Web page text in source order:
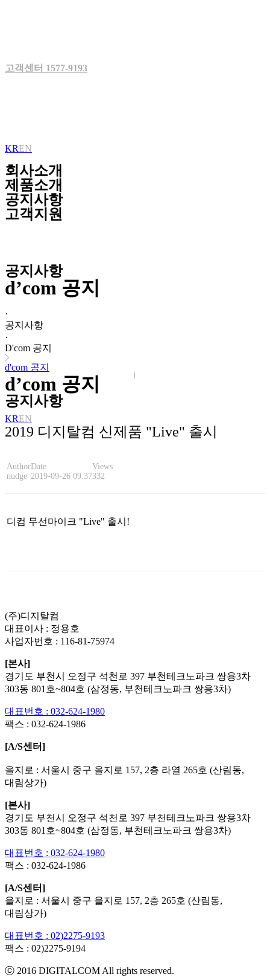
고객센터 1577-9193
KREN
회사소개
제품소개
공지사항
고객지원
KREN
공지사항
d’com 공지
·
공지사항
·
D'com 공지
d'com 공지
d’com 공지
공지사항
2019 디지탈컴 신제품 "Live" 출시
Author
nudge
Date
2019-09-26 09:37
Views
332
디컴 무선마이크 "Live" 출시!
(주)디지탈컴
대표이사 : 정용호
사업자번호 : 116-81-75974
[본사]
경기도 부천시 오정구 석천로 397 부천테크노파크 쌍용3차
303동 801호~804호 (삼정동, 부천테크노파크 쌍용3차)
대표번호 : 032-624-1980
팩스 : 032-624-1986
[A/S센터]
을지로 : 서울시 중구 을지로 157, 2층 라열 265호 (산림동,
대림상가)
[본사]
경기도 부천시 오정구 석천로 397 부천테크노파크 쌍용3차
303동 801호~804호 (삼정동, 부천테크노파크 쌍용3차)
대표번호 : 032-624-1980
팩스 : 032-624-1986
[A/S센터]
을지로 : 서울시 중구 을지로 157, 2층 265호 (산림동,
대림상가)
대표번호 : 02)2275-9193
팩스 : 02)2275-9194​
ⓒ 2016 DIGITALCOM All rights reserved.